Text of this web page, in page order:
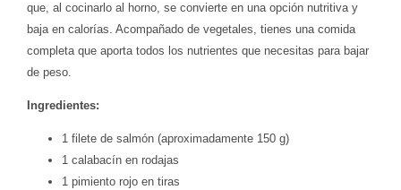
que, al cocinarlo al horno, se convierte en una opción nutritiva y
baja en calorías. Acompañado de vegetales, tienes una comida
completa que aporta todos los nutrientes que necesitas para bajar
de peso.
Ingredientes:
1 filete de salmón (aproximadamente 150 g)
1 calabacín en rodajas
1 pimiento rojo en tiras